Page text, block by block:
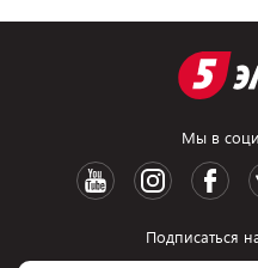
Мы в
Подписаться